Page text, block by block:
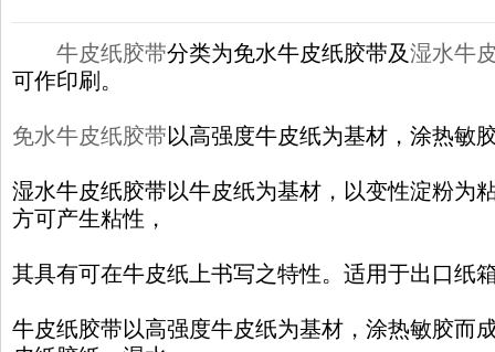
牛皮纸胶带分类为免水牛皮纸胶带及湿水牛
可作印刷。
免水牛皮纸胶带以高强度牛皮纸为基材，涂热敏
湿水牛皮纸胶带以牛皮纸为基材，以变性淀粉为
方可产生粘性，
其具有可在牛皮纸上书写之特性。适用于出口纸
牛皮纸胶带以高强度牛皮纸为基材，涂热敏胶而